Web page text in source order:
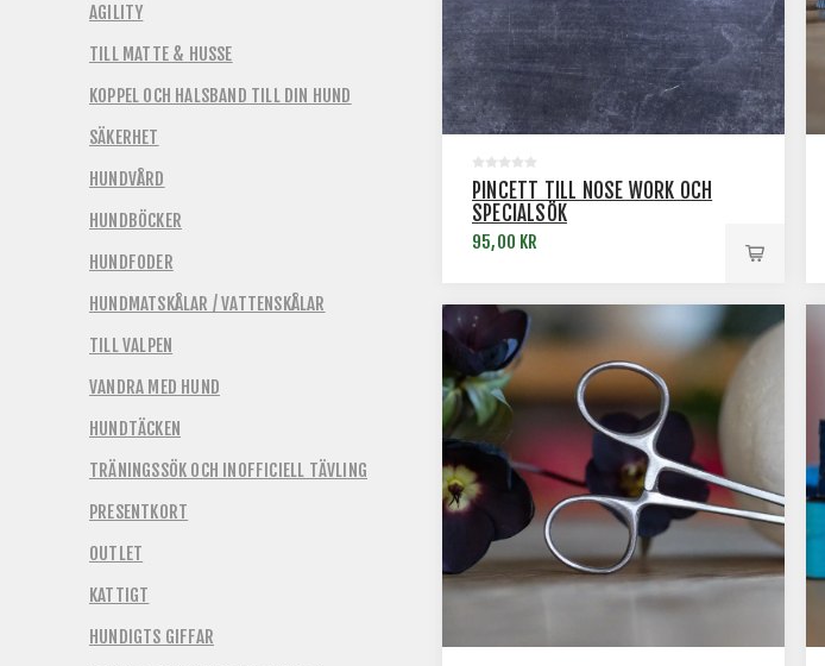
PINCETT TILL NOSE WORK OCH
SPECIALSÖK
95,00 KR
AGILITY
TILL MATTE & HUSSE
KOPPEL OCH HALSBAND TILL DIN HUND
SÄKERHET
HUNDVÅRD
HUNDBÖCKER
HUNDFODER
HUNDMATSKÅLAR / VATTENSKÅLAR
TILL VALPEN
VANDRA MED HUND
HUNDTÄCKEN
TRÄNINGSSÖK OCH INOFFICIELL TÄVLING
PRESENTKORT
OUTLET
KATTIGT
HUNDIGTS GIFFAR